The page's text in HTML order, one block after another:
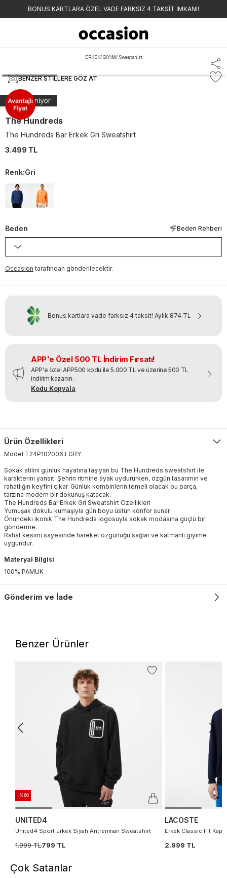
BONUS KARTLARA ÖZEL VADE FARKSIZ 4 TAKSİT İMKANI!
ERKEK/ GİYİM/ Sweatshirt
BENZER STILLERE GÖZ AT
The Hundreds
The Hundreds Bar Erkek Gri Sweatshirt
3.499 TL
Renk:Gri
Beden Beden Rehberi
Occasion tarafından gönderilecektir.
Bonus kartlara vade farksız 4 taksit! Aylık 874 TL
APP'e Özel 500 TL İndirim Fırsatı!
APP'e özel APP500 kodu ile 5.000 TL ve üzerine 500 TL
indirim kazanın.
Kodu Kopyala
Ürün Özellikleri
Model T24P102006.LGRY
Sokak stilini günlük hayatına taşıyan bu The Hundreds sweatshirt ile
karakterini yansıt. Şehrin ritmine ayak uydururken, özgün tasarımın ve
rahatlığın keyfini çıkar. Günlük kombinlerin temeli olacak bu parça,
tarzına modern bir dokunuş katacak.
The Hundreds Bar Erkek Gri Sweatshirt Özellikleri
Yumuşak dokulu kumaşıyla gün boyu üstün konfor sunar.
Önündeki ikonik The Hundreds logosuyla sokak modasına güçlü bir
gönderme.
Rahat kesimi sayesinde hareket özgürlüğü sağlar ve katmanlı giyime
uygundur.
Materyal Bilgisi
100% PAMUK
Gönderim ve İade
Benzer Ürünler
-%60
UNITED4
United4 Sport Erkek Siyah Antrenman Sweatshirt
1.999 TL799 TL
LACOSTE
Erkek Classic Fit
2.999 TL
Çok Satanlar